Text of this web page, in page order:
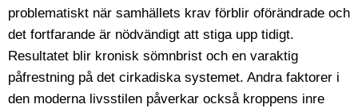
problematiskt när samhällets krav förblir oförändrade och
det fortfarande är nödvändigt att stiga upp tidigt.
Resultatet blir kronisk sömnbrist och en varaktig
påfrestning på det cirkadiska systemet. Andra faktorer i
den moderna livsstilen påverkar också kroppens inre